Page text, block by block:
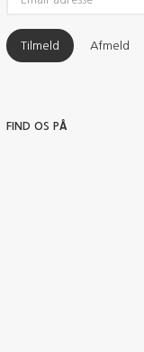
adresse
Tilmeld Afmeld
FIND OS PÅ